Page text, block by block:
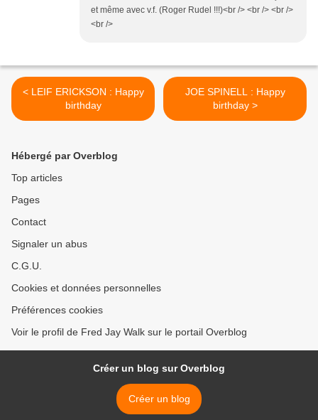
et même avec v.f. (Roger Rudel !!!)<br /> <br /> <br />
<br />
< LEIF ERICKSON : Happy
birthday
JOE SPINELL : Happy
birthday >
Hébergé par Overblog
Top articles
Pages
Contact
Signaler un abus
C.G.U.
Cookies et données personnelles
Préférences cookies
Voir le profil de Fred Jay Walk sur le portail Overblog
Créer un blog sur Overblog
Créer un blog